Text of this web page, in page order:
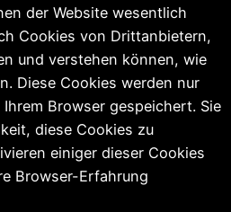
der Website wesentlich
Cookies von Drittanbietern,
und verstehen können, wie
Diese Cookies werden nur
Browser gespeichert. Sie
diese Cookies zu
einiger dieser Cookies
Browser-Erfahrung